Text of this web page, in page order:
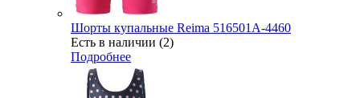
Шорты купальные Reima 516501А-4460
Есть в наличии (2)
Подробнее